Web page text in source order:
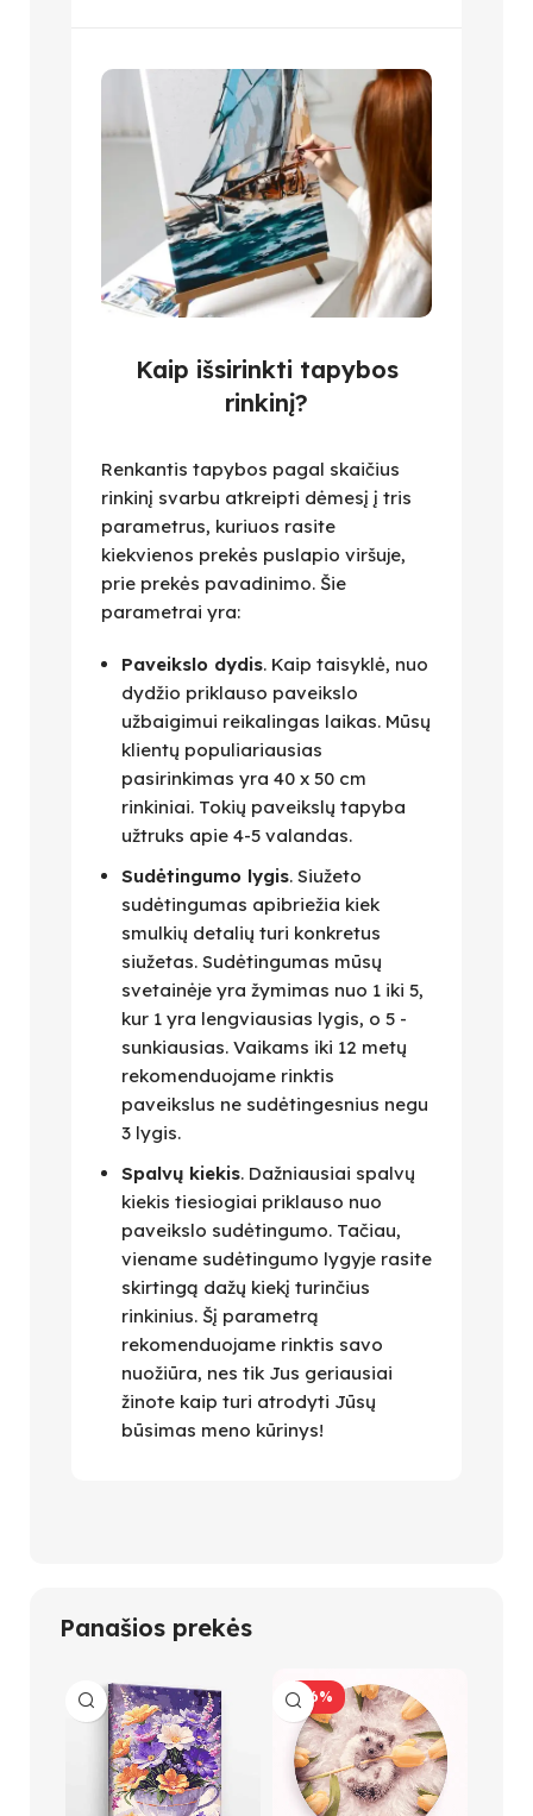
Kaip išsirinkti tapybos
rinkinį?
Renkantis tapybos pagal skaičius
rinkinį svarbu atkreipti dėmesį į tris
parametrus, kuriuos rasite
kiekvienos prekės puslapio viršuje,
prie prekės pavadinimo. Šie
parametrai yra:
Paveikslo dydis. Kaip taisyklė, nuo
dydžio priklauso paveikslo
užbaigimui reikalingas laikas. Mūsų
klientų populiariausias
pasirinkimas yra 40 x 50 cm
rinkiniai. Tokių paveikslų tapyba
užtruks apie 4-5 valandas.
Sudėtingumo lygis. Siužeto
sudėtingumas apibriežia kiek
smulkių detalių turi konkretus
siužetas. Sudėtingumas mūsų
svetainėje yra žymimas nuo 1 iki 5,
kur 1 yra lengviausias lygis, o 5 -
sunkiausias. Vaikams iki 12 metų
rekomenduojame rinktis
paveikslus ne sudėtingesnius negu
3 lygis.
Spalvų kiekis. Dažniausiai spalvų
kiekis tiesiogiai priklauso nuo
paveikslo sudėtingumo. Tačiau,
viename sudėtingumo lygyje rasite
skirtingą dažų kiekį turinčius
rinkinius. Šį parametrą
rekomenduojame rinktis savo
nuožiūra, nes tik Jus geriausiai
žinote kaip turi atrodyti Jūsų
būsimas meno kūrinys!
Panašios prekės
-26%